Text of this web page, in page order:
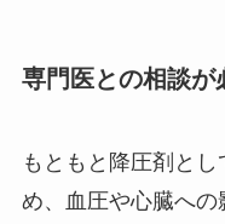
専門医との相談が
もともと降圧剤と
め、血圧や心臓へ